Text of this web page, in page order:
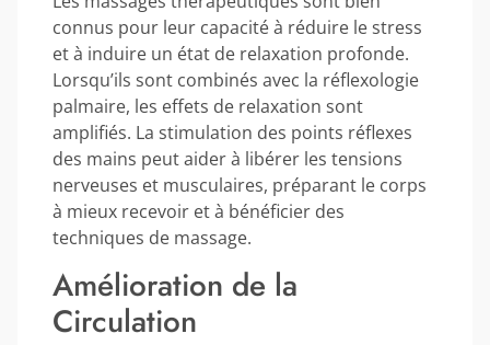
connus pour leur capacité à réduire le stress
et à induire un état de relaxation profonde.
Lorsqu’ils sont combinés avec la réflexologie
palmaire, les effets de relaxation sont
amplifiés. La stimulation des points réflexes
des mains peut aider à libérer les tensions
nerveuses et musculaires, préparant le corps
à mieux recevoir et à bénéficier des
techniques de massage.
Amélioration de la
Circulation